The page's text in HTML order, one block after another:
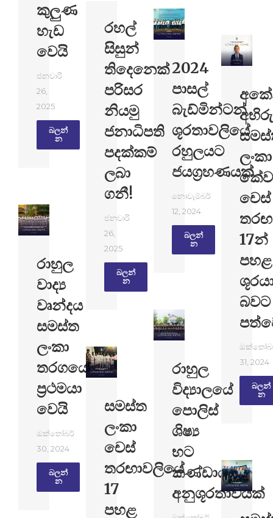
කුලුණ
හැඩ
වෙයි
ජනවාරි
26,
2025
බලන්​
න
රහල්
සිසුන්
තිදෙනෙක්
පරිසර
නියමු
ජනාධිපති
පදක්කම්
ලබා
ගනී!
ජනවාරි
26,
2025
බලන්​
න
2024
පාසල්
බැඩ්මින්ටන්
ශූරතාවලියේ
රහුලයට
ජයග්‍රහණයක්
නොවැම්බර්
12, 2024
බලන්​
න
අභිරු
ලංකා
චෙස්
17න්
පහළ
බවට
31, 2024
බලන්​
න
රාහුල
වාද්‍ය
වෘන්දය
සමස්ත
ලංකා
තරගයෙන්
ප්‍රථමයා
වෙයි
ඔක්තෝබර්
30, 2024
බලන්​
න
රාහුල
විද්‍යාලයේ
පොලිස්
ශිෂ්‍ය
භට
කණ්ඩායමට
අනුශූරතාවයක්
සමස්ත
ලංකා
චෙස්
තරඟාවලියේ
17
පහළ